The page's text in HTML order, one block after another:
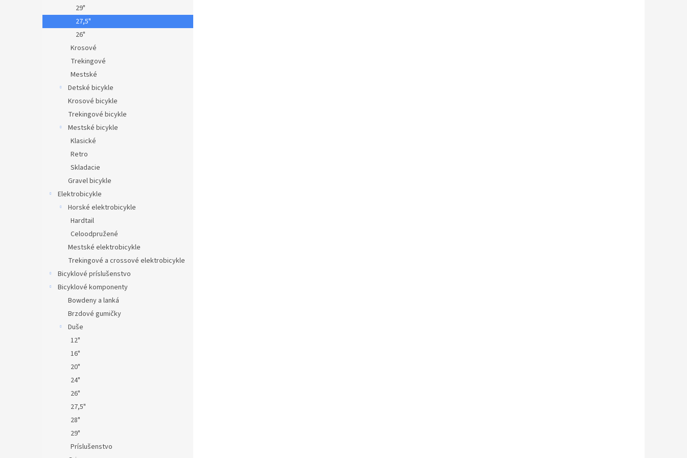
29"
27,5"
26"
Krosové
Trekingové
Mestské
Detské bicykle
Krosové bicykle
Trekingové bicykle
Mestské bicykle
Klasické
Retro
Skladacie
Gravel bicykle
Elektrobicykle
Horské elektrobicykle
Hardtail
Celoodpružené
Mestské elektrobicykle
Trekingové a crossové elektrobicykle
Bicyklové príslušenstvo
Bicyklové komponenty
Bowdeny a lanká
Brzdové gumičky
Duše
12"
16"
20"
24"
26"
27,5"
28"
29"
Príslušenstvo